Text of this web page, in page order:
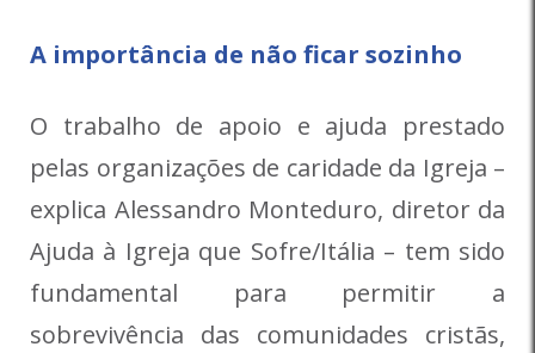
A importância de não ficar sozinho
O trabalho de apoio e ajuda prestado
pelas organizações de caridade da Igreja –
explica Alessandro Monteduro, diretor da
Ajuda à Igreja que Sofre/Itália – tem sido
fundamental para permitir a
sobrevivência das comunidades cristãs,